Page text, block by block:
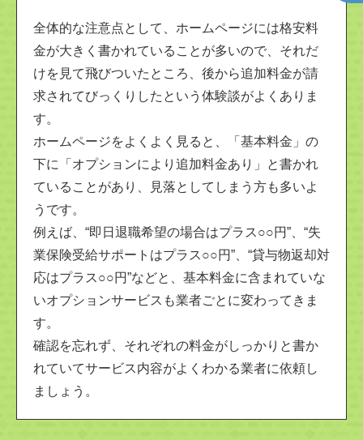
全体的な注意点として、ホームページには格安料
金が大きく書かれていることが多いので、それだ
けを見て飛びついたところ、後から追加料金が請
求されてびっくりしたという体験談がよくありま
す。
ホームページをよくよく見ると、「基本料金」の
下に「オプションにより追加料金あり」と書かれ
ていることがあり、見落としてしまう方も多いよ
うです。
例えば、“即日退職希望の場合はプラス○○円”、“失
業保険受給サポートはプラス○○円”、“貸与物返却対
応はプラス○○円”などと、基本料金に含まれていな
いオプションサービスも業者ごとに変わってきま
す。
確認を忘れず、それぞれの料金がしっかりと書か
れていてサービス内容がよくわかる業者に依頼し
ましょう。